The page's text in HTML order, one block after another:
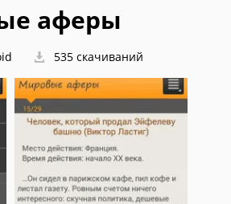
аферы
535 скачиваний